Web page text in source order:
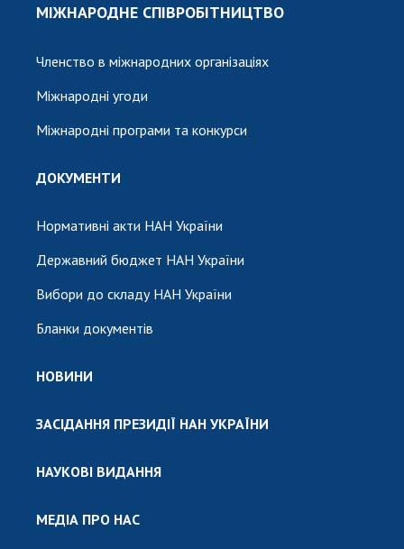
МІЖНАРОДНЕ СПІВРОБІТНИЦТВО
Членство в міжнародних організаціях
Міжнародні угоди
Міжнародні програми та конкурси
ДОКУМЕНТИ
Нормативні акти НАН України
Державний бюджет НАН України
Вибори до складу НАН України
Бланки документів
НОВИНИ
ЗАСІДАННЯ ПРЕЗИДІЇ НАН УКРАЇНИ
НАУКОВІ ВИДАННЯ
МЕДІА ПРО НАС